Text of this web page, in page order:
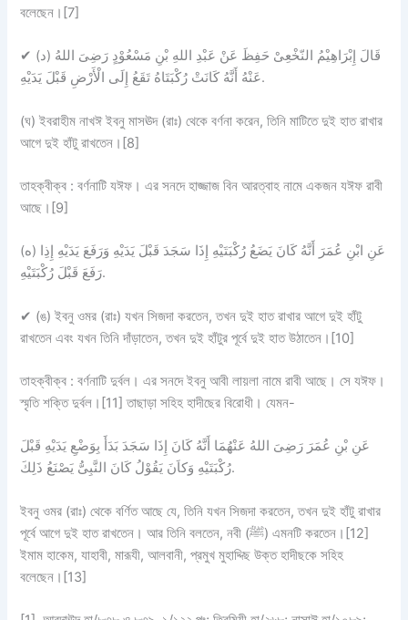
বলেছেন।[7]
✔ (د) قَالَ إِبْرَاهِيْمُ النّخْعِىْ حَفِظَ عَنْ عَبْدِ اللهِ بْنِ مَسْعُوْدٍ رَضِىَ اللهُ
عَنْهُ أَنَّهُ كَانَتْ رُكْبَتَاهُ تَقَعُ إِلَى الْأَرْضِ قَبْلَ يَدَيْهِ.
(ঘ) ইবরাহীম নাখঈ ইবনু মাসঊদ (রাঃ) থেকে বর্ণনা করেন, তিনি মাটিতে দুই হাত রাখার
আগে দুই হাঁটু রাখতেন।[8]
তাহক্বীক্ব :বর্ণনাটিযঈফ।এর সনদে হাজ্জাজ বিন আরত্বাহ নামে একজন যঈফ রাবী
আছে।[9]
(ه) عَنِ ابْنِ عُمَرَ أَنَّهُ كَانَ يَضَعُ رُكْبَتَيْهِ إِذَا سَجَدَ قَبْلَ يَدَيْهِ وَرَفَعَ يَدَيْهِ إِذِا
رَفَعَ قَبْلَ رُكْبَتَيْهِ.
✔ (ঙ) ইবনু ওমর (রাঃ) যখন সিজদা করতেন, তখন দুই হাত রাখার আগে দুই হাঁটু
রাখতেন এবং যখন তিনি দাঁড়াতেন, তখন দুই হাঁটুর পূর্বে দুই হাত উঠাতেন।[10]
তাহক্বীক্ব :বর্ণনাটি দুর্বল। এর সনদে ইবনু আবী লায়লা নামে রাবী আছে। সে যঈফ।
স্মৃতি শক্তি দুর্বল।[11] তাছাড়া সহিহ হাদীছের বিরোধী। যেমন-
عَنِ بْنِ عُمَرَ رَضِىَ اللهُ عَنْهُمَا أَنَّهُ كَانَ إِذَا سَجَدَ بَدَأَ بِوَضْعِ يَدَيْهِ قَبْلَ
رُكْبَتَيْهِ وَكاَنَ يَقُوْلُ كَانَ النَّبِىُّ يَصْنَعُ ذَلِكَ.
ইবনু ওমর (রাঃ) থেকে বর্ণিত আছে যে, তিনি যখন সিজদা করতেন, তখন দুই হাঁটু রাখার
পূর্বে আগে দুই হাত রাখতেন। আর তিনি বলতেন, নবী (ﷺ) এমনটি করতেন।[12]
ইমাম হাকেম, যাহাবী, মারূযী, আলবানী, প্রমুখ মুহাদ্দিছ উক্ত হাদীছকে সহিহ
বলেছেন।[13]